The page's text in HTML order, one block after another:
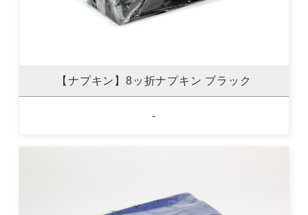
【ナプキン】8ッ折ナプキン ブラック
-